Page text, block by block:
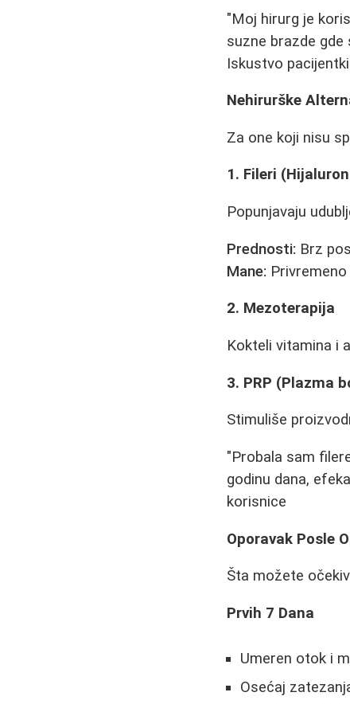
"Moj hirurg je
suzne brazde gde
Iskustvo
Nehirurške
Za one koji nisu
1. Fileri
Popunjavaju
Prednosti: Brz
Mane:
2. Mezoterapija
Kokteli vitamina i
3. PRP (Plazma
Stimuliše
"Probala sam
godinu dana,
korisnice
Oporavak Posle
Šta možete
Prvih 7 Dana
Umeren otok i
Osećaj